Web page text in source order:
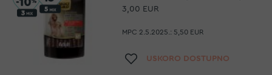
3,00 EUR
MPC 2.5.2025.: 5,50 EUR
Dodaj na listu želja
USKORO DOSTUPNO